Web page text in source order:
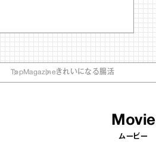
TopMagazineきれいになる腸活
Movie
ムービー